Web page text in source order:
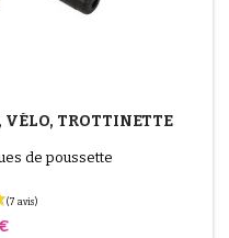
VÉLO, TROTTINETTE
de poussette